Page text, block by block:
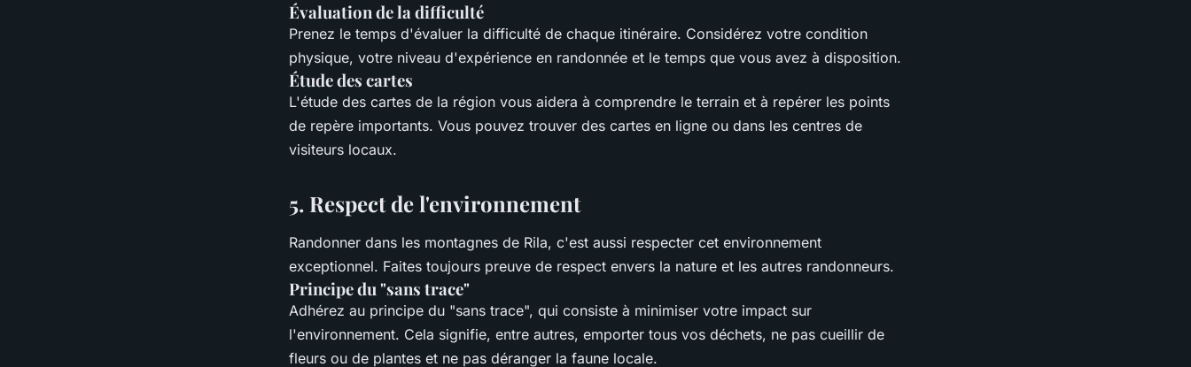
Évaluation de la difficulté
Prenez le temps d'évaluer la difficulté de chaque itinéraire. Considérez votre condition
physique, votre niveau d'expérience en randonnée et le temps que vous avez à disposition.
Étude des cartes
L'étude des cartes de la région vous aidera à comprendre le terrain et à repérer les points
de repère importants. Vous pouvez trouver des cartes en ligne ou dans les centres de
visiteurs locaux.
5. Respect de l'environnement
Randonner dans les montagnes de Rila, c'est aussi respecter cet environnement
exceptionnel. Faites toujours preuve de respect envers la nature et les autres randonneurs.
Principe du "sans trace"
Adhérez au principe du "sans trace", qui consiste à minimiser votre impact sur
l'environnement. Cela signifie, entre autres, emporter tous vos déchets, ne pas cueillir de
fleurs ou de plantes et ne pas déranger la faune locale.